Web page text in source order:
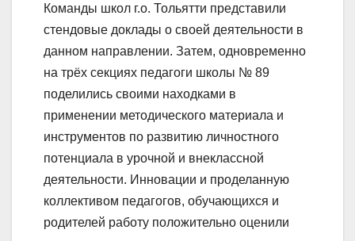
Команды школ г.о. Тольятти представили
стендовые доклады о своей деятельности в
данном направлении. Затем, одновременно
на трёх секциях педагоги школы № 89
поделились своими находками в
применении методического материала и
инструментов по развитию личностного
потенциала в урочной и внеклассной
деятельности. Инновации и проделанную
коллективом педагогов, обучающихся и
родителей работу положительно оценили